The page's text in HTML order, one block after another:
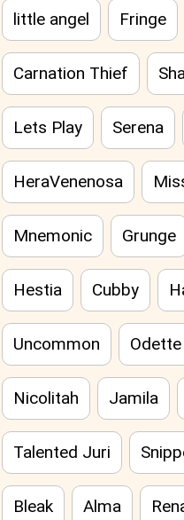
little angel Fringe
Carnation Thief
Lets Play Serena
HeraVenenosa
Mnemonic Grunge
Hestia Cubby
Uncommon Odette
Nicolitah Jamila
Talented Juri
Bleak Alma